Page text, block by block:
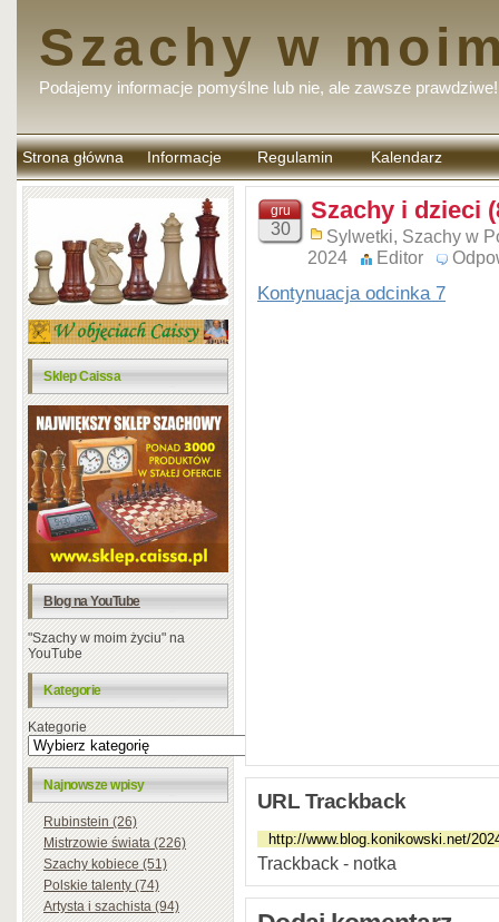
Szachy w
Podajemy informacje pomyślne lub nie, ale zawsze prawdziwe!
Strona główna Informacje Regulamin
komentarzy
Kalendarz
Sklep Caissa
Blog na YouTube
"Szachy w moim życiu" na
YouTube
Kategorie
Kategorie
Najnowsze wpisy
Rubinstein (26)
Mistrzowie świata (226)
Szachy kobiece (51)
Polskie talenty (74)
Artysta i szachista (94)
gru
30
Szachy i dzieci
Sylwetki, Szachy w
2024
Editor
Kontynuacja odcinka 7
URL Trackback
Trackback - notka